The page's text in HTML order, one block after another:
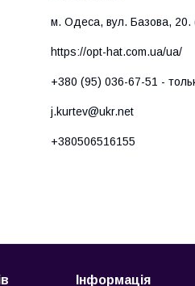
м. Одеса, вул. Базова,
https://opt-hat.com.ua/ua/
+380 (95) 036-67-51
j.kurtev@ukr.net
+380506516155
Інформація